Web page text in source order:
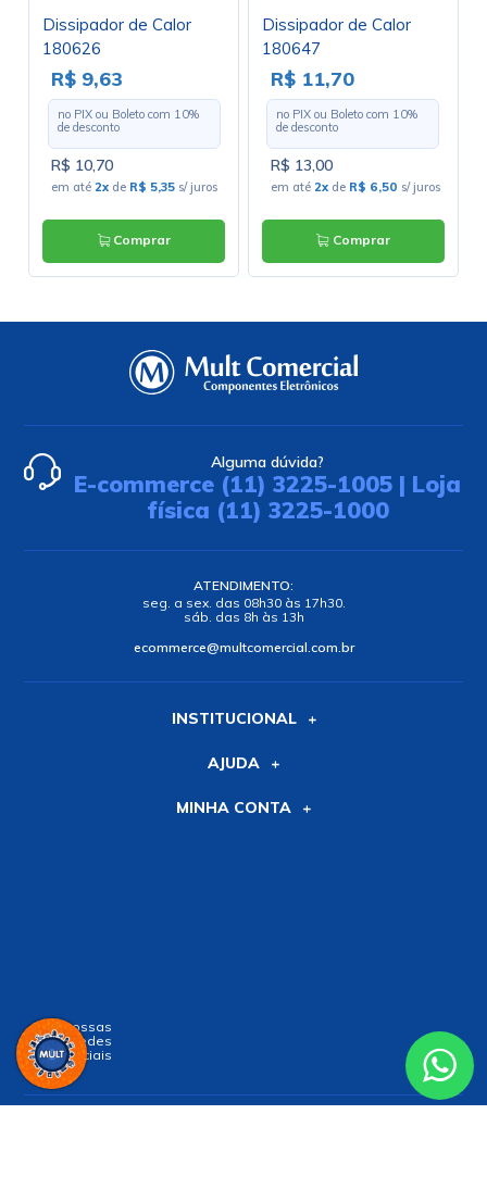
Dissipador de Calor
180626
R$ 9,63
no PIX ou Boleto com 10%
de desconto
R$ 10,70
em até 2x de R$ 5,35 s/ juros
Comprar
Dissipador de Calor
180647
R$ 11,70
no PIX ou Boleto com 10%
de desconto
R$ 13,00
em até 2x de R$ 6,50 s/ juros
Comprar
Alguma dúvida?
E-commerce (11) 3225-1005 | Loja
física (11) 3225-1000
ATENDIMENTO:
seg. a sex. das 08h30 às 17h30.
sáb. das 8h às 13h
ecommerce@multcomercial.com.br
INSTITUCIONAL
AJUDA
MINHA CONTA
Siga nossas
Redes
Sociais